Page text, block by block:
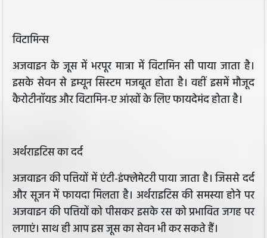
विटामिन्स
अजवाइन के जूस में भरपूर मात्रा में विटामिन सी पाया जाता है।
इसके सेवन से इम्यून सिस्टम मजबूत होता है। वहीं इसमें मौजूद
कैरोटीनॉयड और विटामिन-ए आंखों के लिए फायदेमंद होता है।
अर्थराइटिस का दर्द
अजवाइन की पत्तियों में एंटी-इंफ्लेमेटरी पाया जाता है। जिससे दर्द
और सूजन में फायदा मिलता है। अर्थराइटिस की समस्या होने पर
अजवाइन की पत्तियों को पीसकर इसके रस को प्रभावित जगह पर
लगाएं। साथ ही आप इस जूस का सेवन भी कर सकते हैं।